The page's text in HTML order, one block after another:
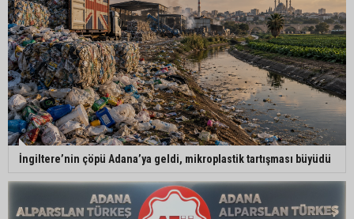
ailesine teslim edildi
Yumurtalık Belediye Başkanı Erdinç Altıok: “Ben
bir yere gitmiyorum, partimdeyim”
ASKİ’den mikroplastik iddialarına açıklama:
İngiltere’nin çöpü Adana’ya geldi, mikroplastik tartışması büyüdü